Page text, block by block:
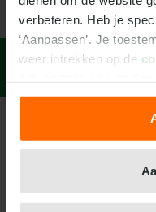
verbeteren. Heb je
‘Aanpassen’. Je
weer intrekken op de
We werken samen met
19 Watford
20 West Bromwich
Wolverhampton
23 Wrexham
Wat kost
verantwoord spelen